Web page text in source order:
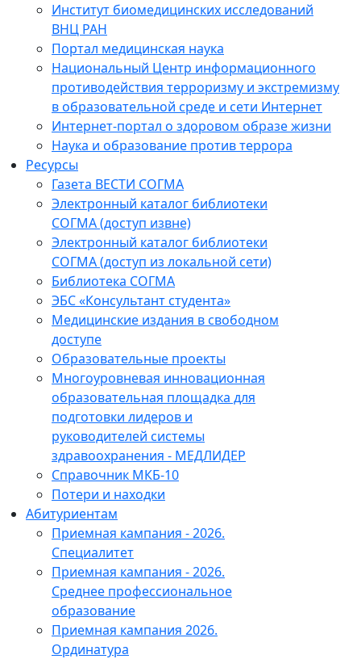
Институт биомедицинских исследований
ВНЦ РАН
Портал медицинская наука
Национальный Центр информационного
противодействия терроризму и экстремизму
в образовательной среде и сети Интернет
Интернет-портал о здоровом образе жизни
Наука и образование против террора
Ресурсы
Газета ВЕСТИ СОГМА
Электронный каталог библиотеки
СОГМА (доступ извне)
Электронный каталог библиотеки
СОГМА (доступ из локальной сети)
Библиотека СОГМА
ЭБС «Консультант студента»
Медицинские издания в свободном
доступе
Образовательные проекты
Многоуровневая инновационная
образовательная площадка для
подготовки лидеров и
руководителей системы
здравоохранения - МЕДЛИДЕР
Справочник МКБ-10
Потери и находки
Абитуриентам
Приемная кампания - 2026.
Специалитет
Приемная кампания - 2026.
Среднее профессиональное
образование
Приемная кампания 2026.
Ординатура